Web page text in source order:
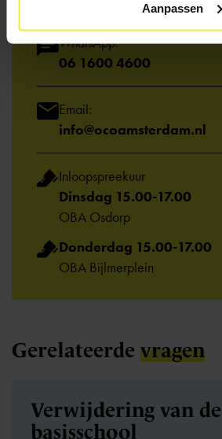
Aanpassen
WhatsApp:
06 1600 4600
Email:
info@ocoamsterdam.nl
Inloopspreekuur
Dinsdag 15.00-17.00
OBA Osdorp
Donderdag 15.00-17.00
OBA Bijlmerplein
Gerelateerde vragen
Verwijdering van de
basisschool